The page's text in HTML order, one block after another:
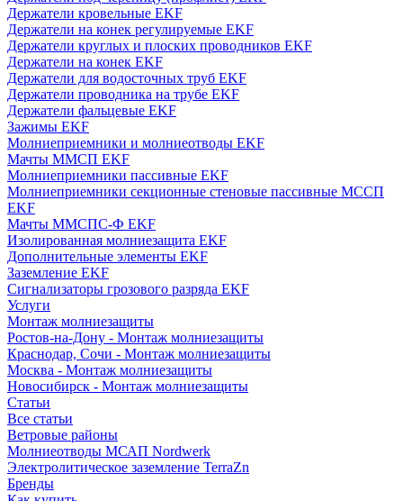
Держатели кровельные EKF
Держатели на конек регулируемые EKF
Держатели круглых и плоских проводников EKF
Держатели на конек EKF
Держатели для водосточных труб EKF
Держатели проводника на трубе EKF
Держатели фальцевые EKF
Зажимы EKF
Молниеприемники и молниеотводы EKF
Мачты ММСП EKF
Молниеприемники пассивные EKF
Молниеприемники секционные стеновые пассивные МССП
EKF
Мачты ММСПС-Ф EKF
Изолированная молниезащита EKF
Дополнительные элементы EKF
Заземление EKF
Сигнализаторы грозового разряда EKF
Услуги
Монтаж молниезащиты
Ростов-на-Дону - Монтаж молниезащиты
Краснодар, Сочи - Монтаж молниезащиты
Москва - Монтаж молниезащиты
Новосибирск - Монтаж молниезащиты
Статьи
Все статьи
Ветровые районы
Молниеотводы МСАП Nordwerk
Электролитическое заземление TerraZn
Бренды